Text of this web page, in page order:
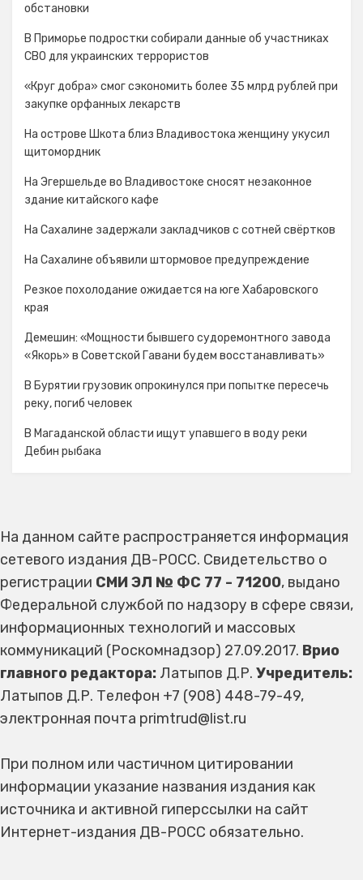
обстановки
В Приморье подростки собирали данные об участниках
СВО для украинских террористов
«Круг добра» смог сэкономить более 35 млрд рублей при
закупке орфанных лекарств
На острове Шкота близ Владивостока женщину укусил
щитомордник
На Эгершельде во Владивостоке сносят незаконное
здание китайского кафе
На Сахалине задержали закладчиков с сотней свёртков
На Сахалине объявили штормовое предупреждение
Резкое похолодание ожидается на юге Хабаровского
края
Демешин: «Мощности бывшего судоремонтного завода
«Якорь» в Советской Гавани будем восстанавливать»
В Бурятии грузовик опрокинулся при попытке пересечь
реку, погиб человек
В Магаданской области ищут упавшего в воду реки
Дебин рыбака
На данном сайте распространяется информация
сетевого издания ДВ-РОСС. Свидетельство о
регистрации СМИ ЭЛ № ФС 77 - 71200, выдано
Федеральной службой по надзору в сфере связи,
информационных технологий и массовых
коммуникаций (Роскомнадзор) 27.09.2017. Врио
главного редактора: Латыпов Д.Р. Учредитель:
Латыпов Д.Р. Телефон +7 (908) 448-79-49,
электронная почта primtrud@list.ru
При полном или частичном цитировании
информации указание названия издания как
источника и активной гиперссылки на сайт
Интернет-издания ДВ-РОСС обязательно.